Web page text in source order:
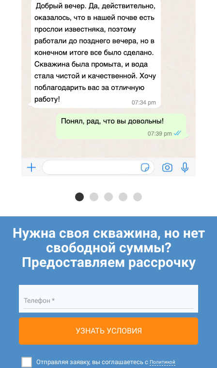
Нужна своя скважина, но нет
свободной суммы?
Предоставляем рассрочку
Телефон *
УЗНАТЬ УСЛОВИЯ
Отправляя заявку, вы соглашаетесь с Политикой